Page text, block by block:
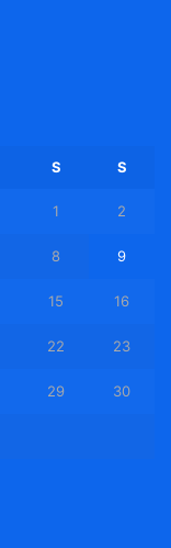
S S
1 2
8 9
15 16
22 23
29 30